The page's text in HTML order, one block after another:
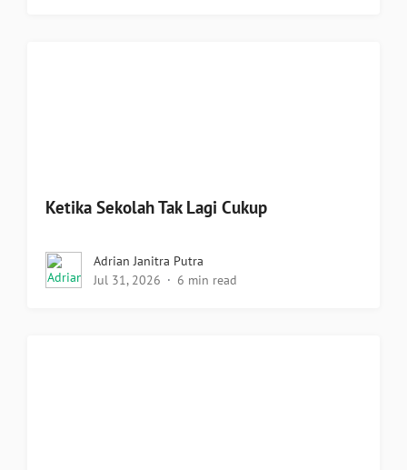
Ketika Sekolah Tak Lagi Cukup
Adrian Janitra Putra
Jul 31, 2026
6 min read